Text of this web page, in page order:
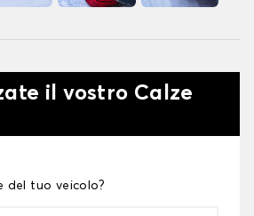
il vostro Calze
del tuo veicolo?